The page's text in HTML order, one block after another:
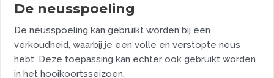
De neusspoeling
De neusspoeling kan gebruikt worden bij een
verkoudheid, waarbij je een volle en verstopte neus
hebt. Deze toepassing kan echter ook gebruikt worden
in het hooikoortsseizoen.